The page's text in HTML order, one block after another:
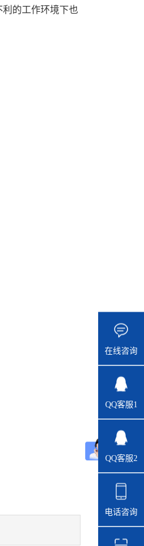
的工作环境下也
在线咨询
QQ客服1
QQ客服2
电话咨询